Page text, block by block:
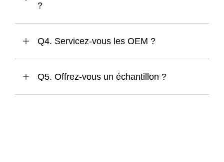
?
Q4. Servicez-vous les OEM ?
Q5. Offrez-vous un échantillon ?